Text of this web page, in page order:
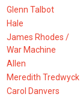
Glenn Talbot
Hale
James Rhodes /
War Machine
Allen
Meredith Tredwyck
Carol Danvers